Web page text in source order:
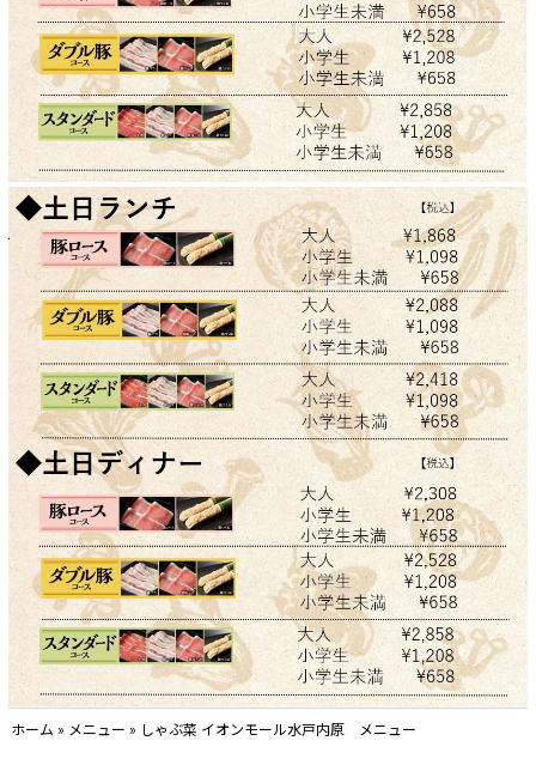
ホーム » メニュー » しゃぶ菜 イオンモール水戸内原 メニュー